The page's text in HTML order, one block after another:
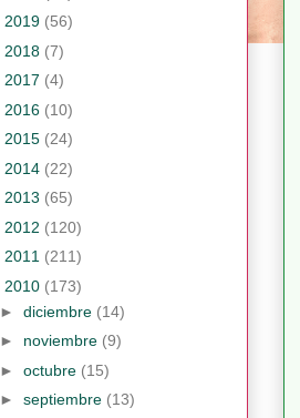
2019 (56)
2018 (7)
2017 (4)
2016 (10)
2015 (24)
2014 (22)
2013 (65)
2012 (120)
2011 (211)
2010 (173)
► diciembre (14)
► noviembre (9)
► octubre (15)
► septiembre (13)